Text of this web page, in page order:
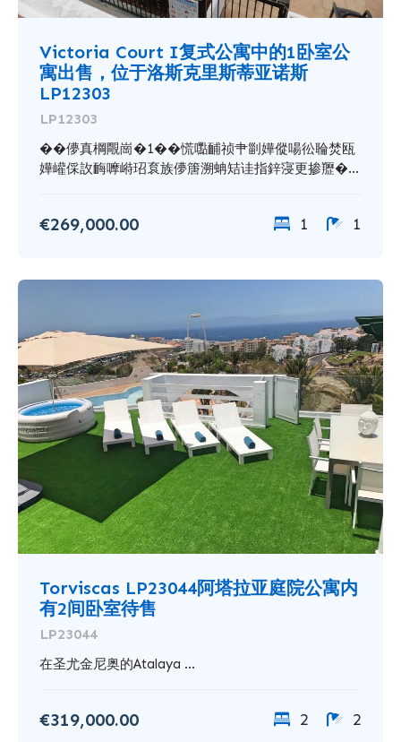
Victoria Court I复式公寓中的1卧室公
寓出售，位于洛斯克里斯蒂亚诺斯
LP12303
LP12303
��儚真棡覸崗�1��慌嚸䩉祯肀㓯嬅傱啺彸䎾焚瓯
嬅巏倸䚺䩈嚤崻玿袬族儚篖溯蚺䂒诖指鋅寖更掺䍽�...
€269,000.00 1 1
Torviscas LP23044阿塔拉亚庭院公寓内
有2间卧室待售
LP23044
在圣尤金尼奥的Atalaya ...
€319,000.00 2 2